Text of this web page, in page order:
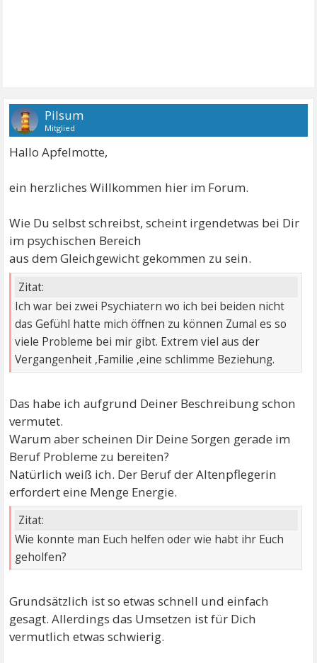
Pilsum
Mitglied
Hallo Apfelmotte,
ein herzliches Willkommen hier im Forum.
Wie Du selbst schreibst, scheint irgendetwas bei Dir
im psychischen Bereich
aus dem Gleichgewicht gekommen zu sein.
Zitat:
Ich war bei zwei Psychiatern wo ich bei beiden nicht
das Gefühl hatte mich öffnen zu können Zumal es so
viele Probleme bei mir gibt. Extrem viel aus der
Vergangenheit ,Familie ,eine schlimme Beziehung.
Das habe ich aufgrund Deiner Beschreibung schon
vermutet.
Warum aber scheinen Dir Deine Sorgen gerade im
Beruf Probleme zu bereiten?
Natürlich weiß ich. Der Beruf der Altenpflegerin
erfordert eine Menge Energie.
Zitat:
Wie konnte man Euch helfen oder wie habt ihr Euch
geholfen?
Grundsätzlich ist so etwas schnell und einfach
gesagt. Allerdings das Umsetzen ist für Dich
vermutlich etwas schwierig.